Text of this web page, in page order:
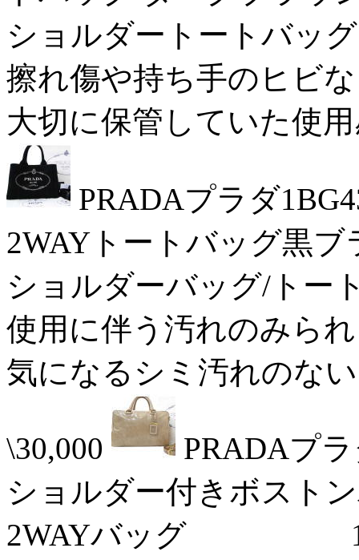
ショルダートート
擦れ傷や持ち手のヒビ
大切に保管していた使
PRADAプラダ
2WAYトートバッグ黒ブ
ショルダーバッグ/
使用に伴う汚れのみら
気になるシミ汚れのな
\30,000
PRADAプ
ショルダー付きボスト
2WAYバッグ